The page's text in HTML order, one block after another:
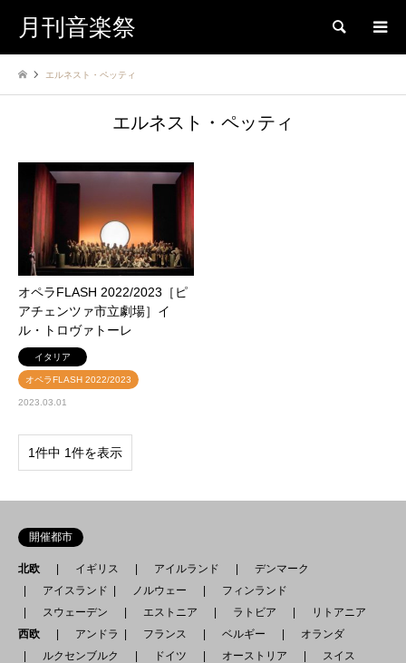
月刊音楽祭 検索
エルネスト・ペッティ
エルネスト・ペッティ
オペラFLASH 2022/2023［ピ
アチェンツァ市立劇場］イ
ル・トロヴァトーレ
イタリア
オペラFLASH 2022/2023
2023.03.01
1件中 1件を表示
開催都市
北欧 イギリス アイルランド
デンマーク
アイスランド
ノルウェー
フィンランド
スウェーデン
エストニア ラトビア
リトアニア
西欧
アンドラ フランス ベルギー
オランダ
ルクセンブルク
ドイツ オーストリア
スイス